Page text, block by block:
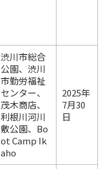
渋川市総合
公園、渋川
市勤労福祉
センター、
茂木商店、
利根川河川
敷公園、Bo
ot Camp Ik
aho
2025年
7月30
日